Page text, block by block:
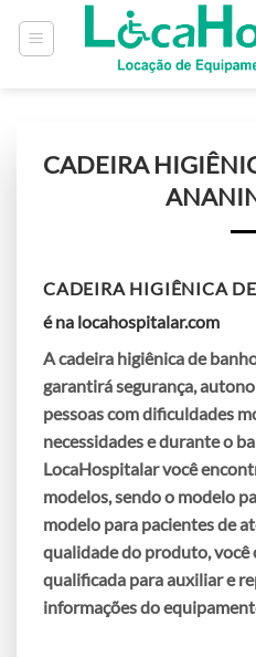
CADEIRA
CADEIRA HIGIÊNICA
é na locahospitalar.com
Acadeira higiênica de
garantirá segurança,
pessoas com dificuldades
necessidades e durante o
LocaHospitalar você
modelos, sendo o modelo
modelo para pacientes de
qualidade do produto, você
qualificada para auxiliar e
informações do